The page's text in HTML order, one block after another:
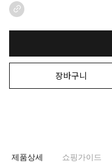
장바구니
제품상세 쇼핑가이드